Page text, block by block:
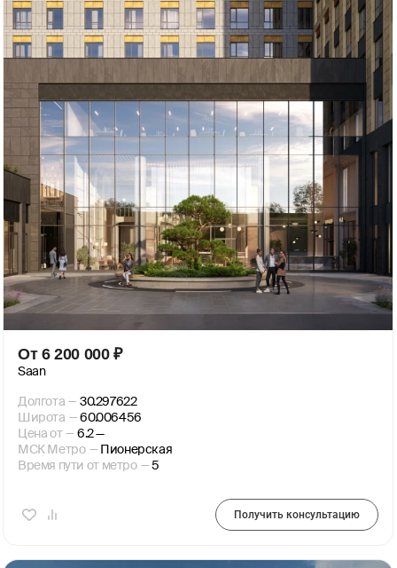
От 6 200 000 ₽
Saan
Долгота — 30.297622
Широта — 60.006456
Цена от — 6.2 —
МСК Метро —
Пионерская
Время пути от метро — 5
Получить консультацию